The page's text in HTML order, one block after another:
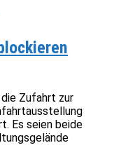
Zufahrt zur
Es seien beide